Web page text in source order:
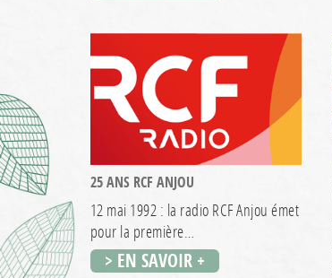
25 ANS RCF ANJOU
12 mai 1992 : la radio RCF Anjou émet
pour la première…
> EN SAVOIR +